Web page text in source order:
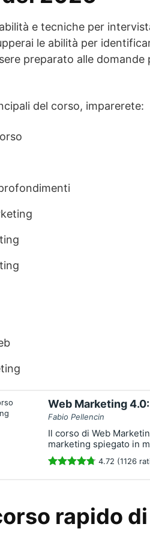
e tecniche per
le abilità per
preparato alle
del corso, imparerete:
Web Marketing
Fabio Pellencin
Il corso di Web
marketing spiegato in
4.72 (1126
rapido